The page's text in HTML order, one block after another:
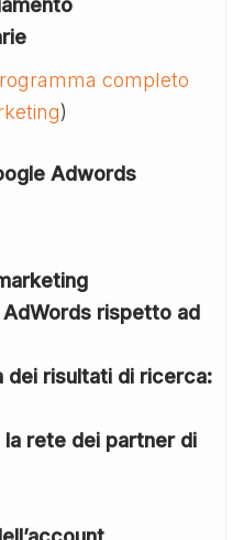
completo
)
Adwords
rispetto ad
dei risultati di ricerca:
rete dei partner di